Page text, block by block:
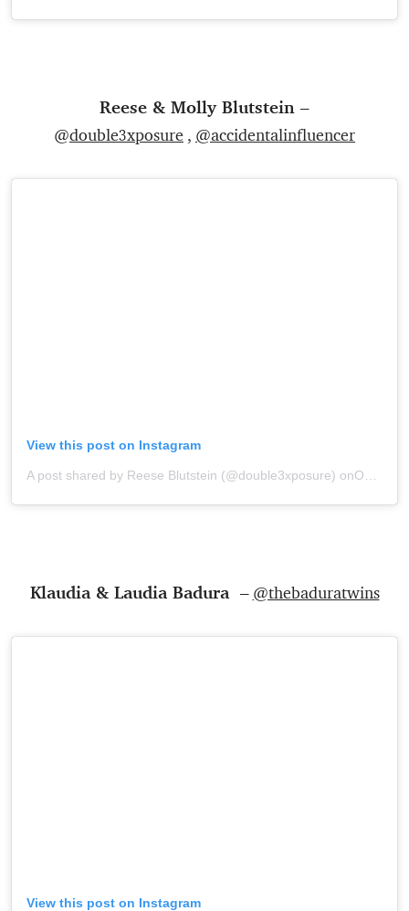
Reese & Molly Blutstein –
@double3xposure , @accidentalinfluencer
View this post on Instagram
A post shared by Reese Blutstein (@double3xposure) onOct 5, 2019 at 10:16am PDT
Klaudia & Laudia Badura – @thebaduratwins
View this post on Instagram